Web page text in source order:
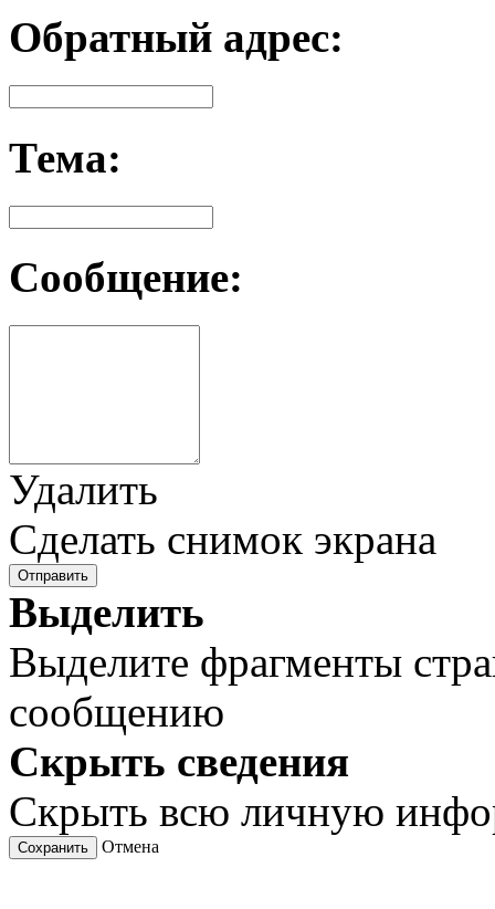
Обратный адрес:
Тема:
Сообщение:
Удалить
Сделать снимок экрана
Отправить
Выделить
Выделите фрагменты
сообщению
Скрыть сведения
Скрыть всю личную
Сохранить Отмена